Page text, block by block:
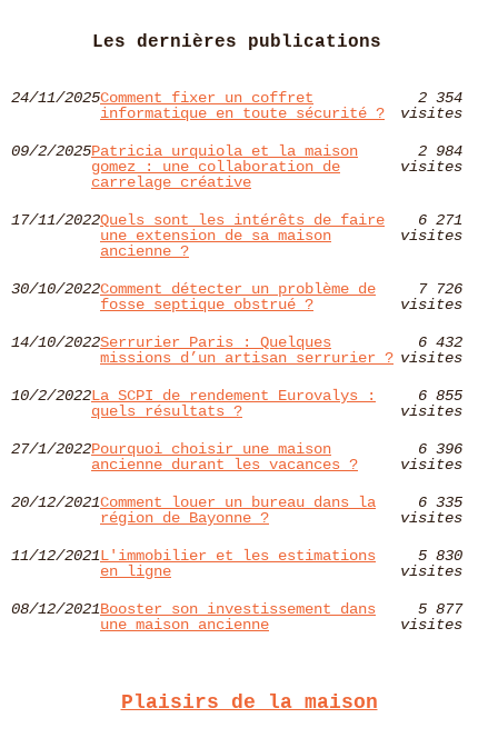
Les dernières publications
24/11/2025Comment fixer un coffret
informatique en toute sécurité ?
2 354
visites
09/2/2025Patricia urquiola et la maison
gomez : une collaboration de
carrelage créative
2 984
visites
17/11/2022Quels sont les intérêts de faire
une extension de sa maison
ancienne ?
6 271
visites
30/10/2022Comment détecter un problème de
fosse septique obstrué ?
7 726
visites
14/10/2022Serrurier Paris : Quelques
missions d’un artisan serrurier ?
6 432
visites
10/2/2022La SCPI de rendement Eurovalys :
quels résultats ?
6 855
visites
27/1/2022Pourquoi choisir une maison
ancienne durant les vacances ?
6 396
visites
20/12/2021Comment louer un bureau dans la
région de Bayonne ?
6 335
visites
11/12/2021L'immobilier et les estimations
en ligne
5 830
visites
08/12/2021Booster son investissement dans
une maison ancienne
5 877
visites
Plaisirs de la maison